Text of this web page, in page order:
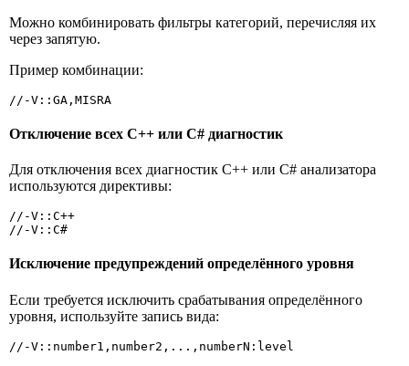
Можно комбинировать фильтры категорий, перечисляя их
через запятую.
Пример комбинации:
//-V::GA,MISRA
Отключение всех C++ или C# диагностик
Для отключения всех диагностик C++ или C# анализатора
используются директивы:
//-V::C++
//-V::C#
Исключение предупреждений определённого уровня
Если требуется исключить срабатывания определённого
уровня, используйте запись вида:
//-V::number1,number2,...,numberN:level